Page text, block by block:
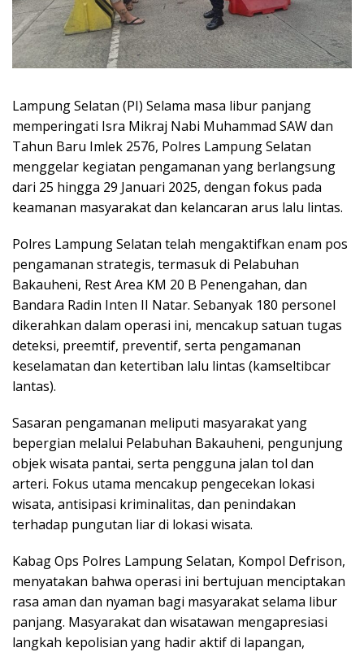
Lampung Selatan (PI) Selama masa libur panjang
memperingati Isra Mikraj Nabi Muhammad SAW dan
Tahun Baru Imlek 2576, Polres Lampung Selatan
menggelar kegiatan pengamanan yang berlangsung
dari 25 hingga 29 Januari 2025, dengan fokus pada
keamanan masyarakat dan kelancaran arus lalu lintas.
Polres Lampung Selatan telah mengaktifkan enam pos
pengamanan strategis, termasuk di Pelabuhan
Bakauheni, Rest Area KM 20 B Penengahan, dan
Bandara Radin Inten II Natar. Sebanyak 180 personel
dikerahkan dalam operasi ini, mencakup satuan tugas
deteksi, preemtif, preventif, serta pengamanan
keselamatan dan ketertiban lalu lintas (kamseltibcar
lantas).
Sasaran pengamanan meliputi masyarakat yang
bepergian melalui Pelabuhan Bakauheni, pengunjung
objek wisata pantai, serta pengguna jalan tol dan
arteri. Fokus utama mencakup pengecekan lokasi
wisata, antisipasi kriminalitas, dan penindakan
terhadap pungutan liar di lokasi wisata.
Kabag Ops Polres Lampung Selatan, Kompol Defrison,
menyatakan bahwa operasi ini bertujuan menciptakan
rasa aman dan nyaman bagi masyarakat selama libur
panjang. Masyarakat dan wisatawan mengapresiasi
langkah kepolisian yang hadir aktif di lapangan,